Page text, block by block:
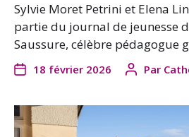
Sylvie Moret Petrini et Elena
partie du journal de jeunesse
Saussure, célèbre pédagogue
18 février 2026 Par